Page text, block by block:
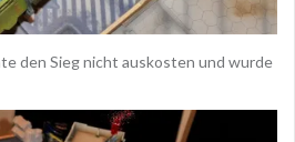
den Sieg nicht auskosten und wurde